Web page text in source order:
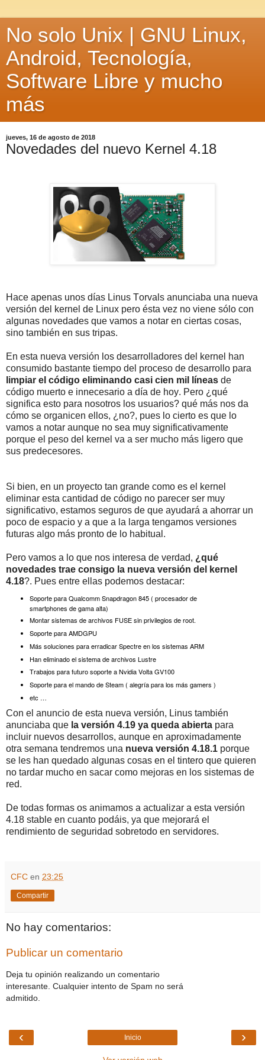
No solo Unix | GNU Linux,
Android, Tecnología,
Software Libre y mucho
más
jueves, 16 de agosto de 2018
Novedades del nuevo Kernel 4.18
Hace apenas unos días Linus Torvals anunciaba una nueva
versión del kernel de Linux pero ésta vez no viene sólo con
algunas novedades que vamos a notar en ciertas cosas,
sino también en sus tripas.
En esta nueva versión los desarrolladores del kernel han
consumido bastante tiempo del proceso de desarrollo para
limpiar el código eliminando casi cien mil líneas de
código muerto e innecesario a día de hoy. Pero ¿qué
significa esto para nosotros los usuarios? qué más nos da
cómo se organicen ellos, ¿no?, pues lo cierto es que lo
vamos a notar aunque no sea muy significativamente
porque el peso del kernel va a ser mucho más ligero que
sus predecesores.
Si bien, en un proyecto tan grande como es el kernel
eliminar esta cantidad de código no parecer ser muy
significativo, estamos seguros de que ayudará a ahorrar un
poco de espacio y a que a la larga tengamos versiones
futuras algo más pronto de lo habitual.
Pero vamos a lo que nos interesa de verdad, ¿qué
novedades trae consigo la nueva versión del kernel
4.18?. Pues entre ellas podemos destacar:
Soporte para Qualcomm Snapdragon 845 ( procesador de
smartphones de gama alta)
Montar sistemas de archivos FUSE sin privilegios de root.
Soporte para AMDGPU
Más soluciones para erradicar Spectre en los sistemas ARM
Han eliminado el sistema de archivos Lustre
Trabajos para futuro soporte a Nvidia Volta GV100
Soporte para el mando de Steam ( alegría para los más gamers )
etc …
Con el anuncio de esta nueva versión, Linus también
anunciaba que la versión 4.19 ya queda abierta para
incluir nuevos desarrollos, aunque en aproximadamente
otra semana tendremos una nueva versión 4.18.1 porque
se les han quedado algunas cosas en el tintero que quieren
no tardar mucho en sacar como mejoras en los sistemas de
red.
De todas formas os animamos a actualizar a esta versión
4.18 stable en cuanto podáis, ya que mejorará el
rendimiento de seguridad sobretodo en servidores.
CFC en 23:25
Compartir
No hay comentarios:
Publicar un comentario
Deja tu opinión realizando un comentario
interesante. Cualquier intento de Spam no será
admitido.
‹ ›
Inicio